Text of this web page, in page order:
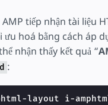
qua các
tiếp nhận tài liệu
ưu hoá bằng cách áp
nhận thấy kết quả “
:
layout i-